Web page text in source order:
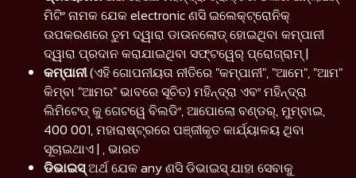
ମିଟିଂ ନାମକ ଯେକ electronic ଣସି ଇଲେକ୍ଟ୍ରୋନିକ୍
ଉପକରଣରେ ତୁମ ଦ୍ୱାରା ଡାଉନଲୋଡ୍ ହୋଇଥିବା କମ୍ପାନୀ
ଦ୍ୱାରା ପ୍ରଦାନ କରାଯାଇଥିବା ସଫ୍ଟୱେର୍ ପ୍ରୋଗ୍ରାମ୍ |
କମ୍ପାନୀ(ଏହି ଗୋପନୀୟତା ନୀତିରେ "କମ୍ପାନୀ", "ଆମେ", "ଆମ"
କିମ୍ବା "ଆମର" ଭାବରେ ସୂଚିତ) ମହିନ୍ଦ୍ରା ଏବଂ ମହିନ୍ଦ୍ରା
ଲିମିଟେଡ୍ କୁ ଗେଟୱେ ବିଲଡିଂ, ଆପୋଲୋ ବଣ୍ଡର୍, ମୁମ୍ବାଇ,
400 001, ମହାରାଷ୍ଟ୍ରରେ ପଞ୍ଜୀକୃତ କାର୍ଯ୍ୟାଳୟ ଥିବା
ସୂଚାଇଥାଏ | , ଭାରତ
ଡିଭାଇସ୍ଅର୍ଥ ଯେକ any ଣସି ଡିଭାଇସ୍ ଯାହା ସେବାକୁ